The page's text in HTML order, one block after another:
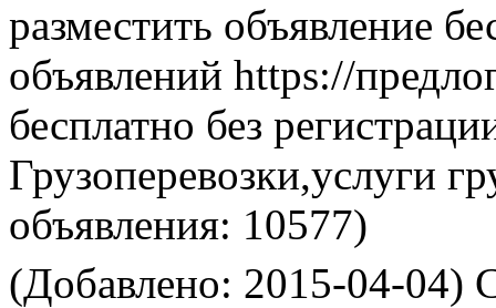
разместить объявление
объявлений https://
бесплатно без
Грузоперевозки,услуги
объявления: 10577)
(Добавлено: 2015-04-04)